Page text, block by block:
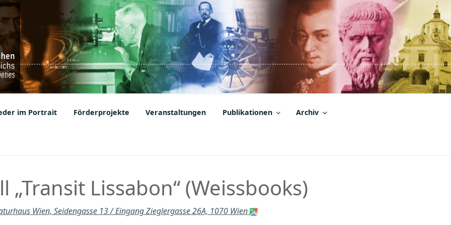
Societies
im Portrait Förderprojekte Veranstaltungen Publikationen Archiv
„Transit Lissabon“ (Weissbooks)
Wien, Seidengasse 13 / Eingang Zieglergasse 26A, 1070 Wien